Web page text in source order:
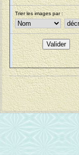
Trier les images par :